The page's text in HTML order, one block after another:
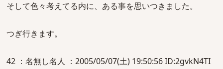
そして色々考えてる内に、ある事を思いつきました。
つぎ行きます。
42 ：名無し名人 ：2005/05/07(土) 19:50:56 ID:2gvkN4TI